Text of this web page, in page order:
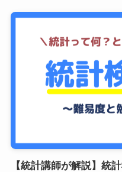
【統計講師が解説】統